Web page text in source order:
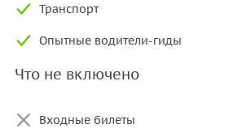
Транспорт
Опытные водители-гиды
Что не включено
Входные билеты